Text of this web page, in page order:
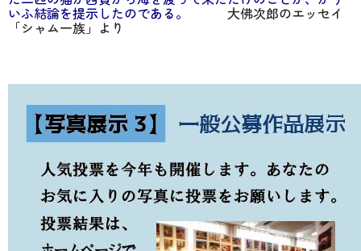
いふ結論を提示したのである。 大佛次郎のエッセイ
「シャム一族」より